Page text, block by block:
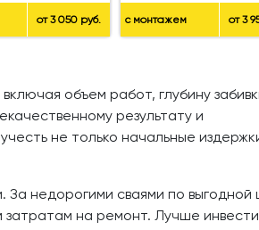
от 3 050 руб. с монтажем от 3
объем работ, глубину
результату и
не только начальные
недорогими сваями по выгодной
на ремонт. Лучше